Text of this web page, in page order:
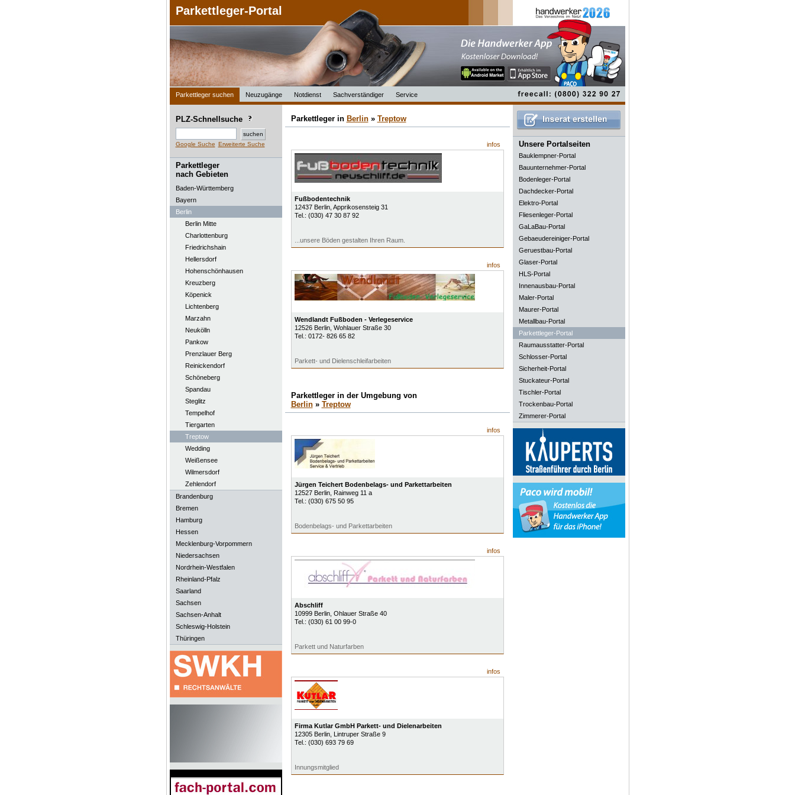
Parkettleger-Portal
Parkettleger suchen Neuzugänge Notdienst Sachverständiger Service
PLZ-Schnellsuche
Google Suche Erweiterte Suche
Parkettleger
nach Gebieten
Baden-Württemberg
Bayern
Berlin
Berlin Mitte
Charlottenburg
Friedrichshain
Hellersdorf
Hohenschönhausen
Kreuzberg
Köpenick
Lichtenberg
Marzahn
Neukölln
Pankow
Prenzlauer Berg
Reinickendorf
Schöneberg
Spandau
Steglitz
Tempelhof
Tiergarten
Treptow
Wedding
Weißensee
Wilmersdorf
Zehlendorf
Brandenburg
Bremen
Hamburg
Hessen
Mecklenburg-Vorpommern
Niedersachsen
Nordrhein-Westfalen
Rheinland-Pfalz
Saarland
Sachsen
Sachsen-Anhalt
Schleswig-Holstein
Thüringen
Parkettleger in Berlin» Treptow
infos
Fußbodentechnik
12437 Berlin, Apprikosensteig 31
Tel.: (030) 47 30 87 92
...unsere Böden gestalten Ihren Raum.
infos
Wendlandt Fußboden - Verlegeservice
12526 Berlin, Wohlauer Straße 30
Tel.: 0172- 826 65 82
Parkett- und Dielenschleifarbeiten
Parkettleger in der Umgebung von
Berlin» Treptow
infos
Jürgen Teichert Bodenbelags- und Parkettarbeiten
12527 Berlin, Rainweg 11 a
Tel.: (030) 675 50 95
Bodenbelags- und Parkettarbeiten
infos
Abschliff
10999 Berlin, Ohlauer Straße 40
Tel.: (030) 61 00 99-0
Parkett und Naturfarben
infos
Firma Kutlar GmbH Parkett- und Dielenarbeiten
12305 Berlin, Lintruper Straße 9
Tel.: (030) 693 79 69
Innungsmitglied
Unsere Portalseiten
Bauklempner-Portal
Bauunternehmer-Portal
Bodenleger-Portal
Dachdecker-Portal
Elektro-Portal
Fliesenleger-Portal
GaLaBau-Portal
Gebaeudereiniger-Portal
Geruestbau-Portal
Glaser-Portal
HLS-Portal
Innenausbau-Portal
Maler-Portal
Maurer-Portal
Metallbau-Portal
Parkettleger-Portal
Raumausstatter-Portal
Schlosser-Portal
Sicherheit-Portal
Stuckateur-Portal
Tischler-Portal
Trockenbau-Portal
Zimmerer-Portal